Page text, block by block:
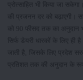
प्रोत्साहित भी किया जा
की प्रजनन दर को बढ़ाएगी।
को 90 फीसद तक का अनुदान
सिर्फ डेयरी धारकों के लिए ही
जाती है, जिसके लिए प्रदेश
प्रतिशत तक की अनुदान के